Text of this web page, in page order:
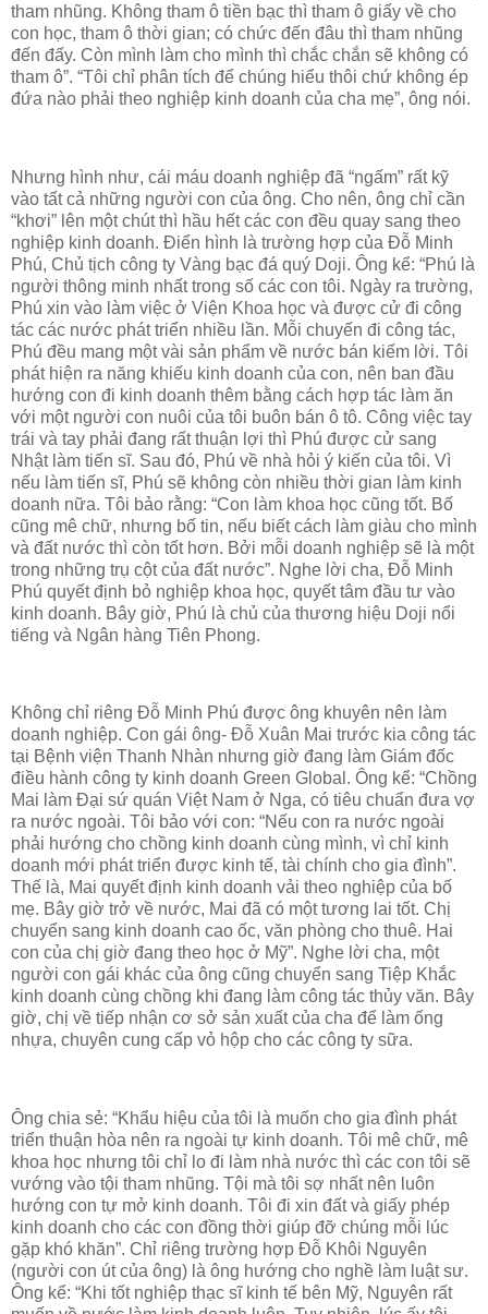
tham nhũng. Không tham ô tiền bạc thì tham ô giấy về cho
con học, tham ô thời gian; có chức đến đâu thì tham nhũng
đến đấy. Còn mình làm cho mình thì chắc chắn sẽ không có
tham ô”. “Tôi chỉ phân tích để chúng hiểu thôi chứ không ép
đứa nào phải theo nghiệp kinh doanh của cha mẹ”, ông nói.
Nhưng hình như, cái máu doanh nghiệp đã “ngấm” rất kỹ
vào tất cả những người con của ông. Cho nên, ông chỉ cần
“khơi” lên một chút thì hầu hết các con đều quay sang theo
nghiệp kinh doanh. Điển hình là trường hợp của Đỗ Minh
Phú, Chủ tịch công ty Vàng bạc đá quý Doji. Ông kể: “Phú là
người thông minh nhất trong số các con tôi. Ngày ra trường,
Phú xin vào làm việc ở Viện Khoa học và được cử đi công
tác các nước phát triển nhiều lần. Mỗi chuyến đi công tác,
Phú đều mang một vài sản phẩm về nước bán kiếm lời. Tôi
phát hiện ra năng khiếu kinh doanh của con, nên ban đầu
hướng con đi kinh doanh thêm bằng cách hợp tác làm ăn
với một người con nuôi của tôi buôn bán ô tô. Công việc tay
trái và tay phải đang rất thuận lợi thì Phú được cử sang
Nhật làm tiến sĩ. Sau đó, Phú về nhà hỏi ý kiến của tôi. Vì
nếu làm tiến sĩ, Phú sẽ không còn nhiều thời gian làm kinh
doanh nữa. Tôi bảo rằng: “Con làm khoa học cũng tốt. Bố
cũng mê chữ, nhưng bố tin, nếu biết cách làm giàu cho mình
và đất nước thì còn tốt hơn. Bởi mỗi doanh nghiệp sẽ là một
trong những trụ cột của đất nước”. Nghe lời cha, Đỗ Minh
Phú quyết định bỏ nghiệp khoa học, quyết tâm đầu tư vào
kinh doanh. Bây giờ, Phú là chủ của thương hiệu Doji nổi
tiếng và Ngân hàng Tiên Phong.
Không chỉ riêng Đỗ Minh Phú được ông khuyên nên làm
doanh nghiệp. Con gái ông- Đỗ Xuân Mai trước kia công tác
tại Bệnh viện Thanh Nhàn nhưng giờ đang làm Giám đốc
điều hành công ty kinh doanh Green Global. Ông kể: “Chồng
Mai làm Đại sứ quán Việt Nam ở Nga, có tiêu chuẩn đưa vợ
ra nước ngoài. Tôi bảo với con: “Nếu con ra nước ngoài
phải hướng cho chồng kinh doanh cùng mình, vì chỉ kinh
doanh mới phát triển được kinh tế, tài chính cho gia đình”.
Thế là, Mai quyết định kinh doanh vải theo nghiệp của bố
mẹ. Bây giờ trở về nước, Mai đã có một tương lai tốt. Chị
chuyển sang kinh doanh cao ốc, văn phòng cho thuê. Hai
con của chị giờ đang theo học ở Mỹ”. Nghe lời cha, một
người con gái khác của ông cũng chuyển sang Tiệp Khắc
kinh doanh cùng chồng khi đang làm công tác thủy văn. Bây
giờ, chị về tiếp nhận cơ sở sản xuất của cha để làm ống
nhựa, chuyên cung cấp vỏ hộp cho các công ty sữa.
Ông chia sẻ: “Khẩu hiệu của tôi là muốn cho gia đình phát
triển thuận hòa nên ra ngoài tự kinh doanh. Tôi mê chữ, mê
khoa học nhưng tôi chỉ lo đi làm nhà nước thì các con tôi sẽ
vướng vào tội tham nhũng. Tội mà tôi sợ nhất nên luôn
hướng con tự mở kinh doanh. Tôi đi xin đất và giấy phép
kinh doanh cho các con đồng thời giúp đỡ chúng mỗi lúc
gặp khó khăn”. Chỉ riêng trường hợp Đỗ Khôi Nguyên
(người con út của ông) là ông hướng cho nghề làm luật sư.
Ông kể: “Khi tốt nghiệp thạc sĩ kinh tế bên Mỹ, Nguyên rất